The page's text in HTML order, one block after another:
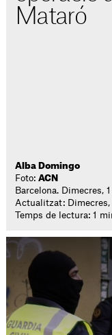
Mataró
Alba Domingo
Foto:ACN
Barcelona. Dimecres,
Actualitzat: Dimecres,
Temps de lectura: 1